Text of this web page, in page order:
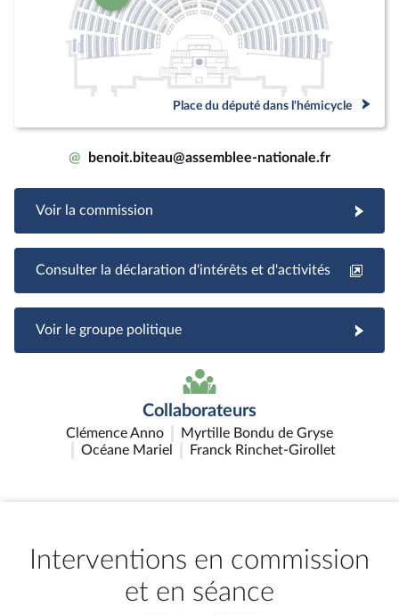
Place du député dans l'hémicycle
@ benoit.biteau@assemblee-nationale.fr
Voir la commission
Consulter la déclaration d'intérêts et d'activités
Voir le groupe politique
Collaborateurs
Clémence Anno
Myrtille Bondu de Gryse
Océane Mariel
Franck Rinchet-Girollet
Interventions en commission
et en séance